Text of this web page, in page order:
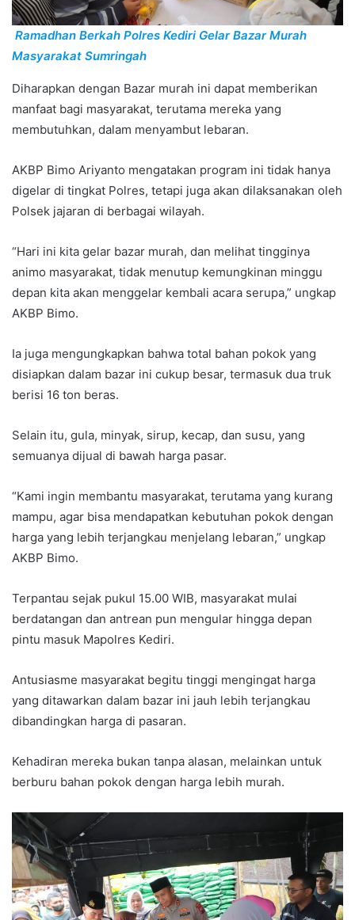
Ramadhan Berkah Polres Kediri Gelar Bazar Murah
Masyarakat Sumringah
Diharapkan dengan Bazar murah ini dapat memberikan
manfaat bagi masyarakat, terutama mereka yang
membutuhkan, dalam menyambut lebaran.
AKBP Bimo Ariyanto mengatakan program ini tidak hanya
digelar di tingkat Polres, tetapi juga akan dilaksanakan oleh
Polsek jajaran di berbagai wilayah.
“Hari ini kita gelar bazar murah, dan melihat tingginya
animo masyarakat, tidak menutup kemungkinan minggu
depan kita akan menggelar kembali acara serupa,” ungkap
AKBP Bimo.
Ia juga mengungkapkan bahwa total bahan pokok yang
disiapkan dalam bazar ini cukup besar, termasuk dua truk
berisi 16 ton beras.
Selain itu, gula, minyak, sirup, kecap, dan susu, yang
semuanya dijual di bawah harga pasar.
“Kami ingin membantu masyarakat, terutama yang kurang
mampu, agar bisa mendapatkan kebutuhan pokok dengan
harga yang lebih terjangkau menjelang lebaran,” ungkap
AKBP Bimo.
Terpantau sejak pukul 15.00 WIB, masyarakat mulai
berdatangan dan antrean pun mengular hingga depan
pintu masuk Mapolres Kediri.
Antusiasme masyarakat begitu tinggi mengingat harga
yang ditawarkan dalam bazar ini jauh lebih terjangkau
dibandingkan harga di pasaran.
Kehadiran mereka bukan tanpa alasan, melainkan untuk
berburu bahan pokok dengan harga lebih murah.